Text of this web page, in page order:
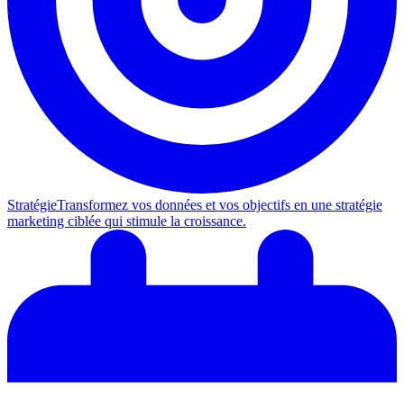
StratégieTransformez vos données et vos objectifs en une stratégie
marketing ciblée qui stimule la croissance.